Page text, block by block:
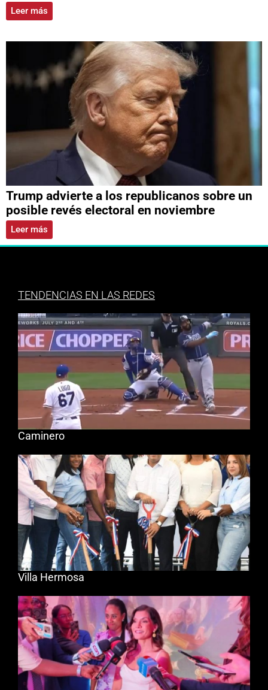
Leer más
Trump advierte a los republicanos sobre un
posible revés electoral en noviembre
Leer más
TENDENCIAS EN LAS REDES
Caminero
Villa Hermosa